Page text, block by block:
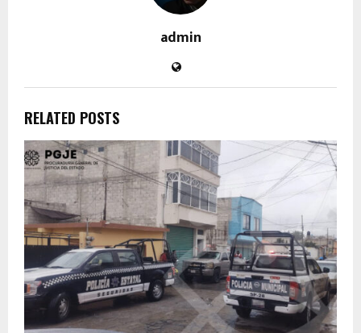
admin
RELATED POSTS